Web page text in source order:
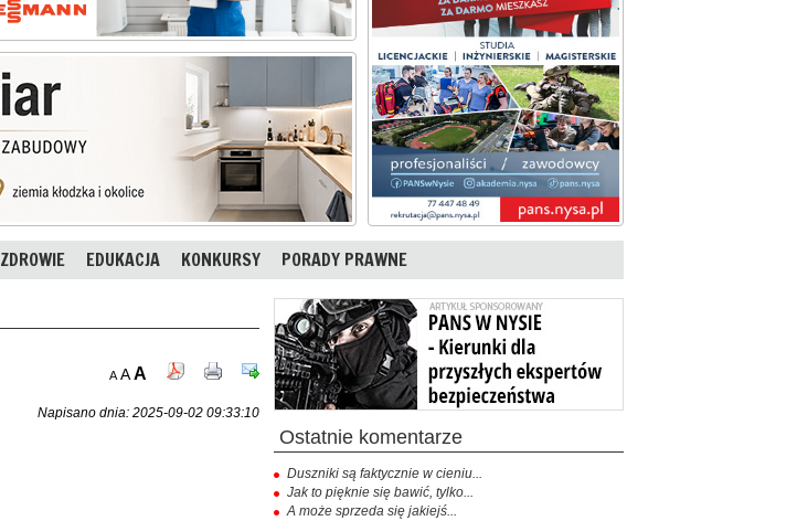
ZDROWIE EDUKACJA KONKURSY PORADY PRAWNE
A AA
Napisano dnia: 2025-09-02 09:33:10
ostatnie komentarze
Duszniki są faktycznie w cieniu...
Jak to pięknie się bawić, tylko...
A może sprzeda się jakiejś...